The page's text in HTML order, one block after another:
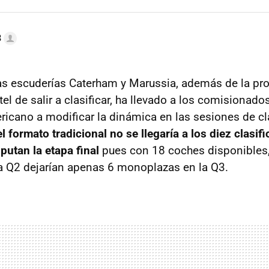
escuderías Caterham y Marussia, además de la
de salir a clasificar, ha llevado a los
a modificar la dinámica en las sesiones de
formato tradicional no se llegaría a los diez
la etapa final pues con 18 coches
Q2 dejarían apenas 6 monoplazas en la Q3.